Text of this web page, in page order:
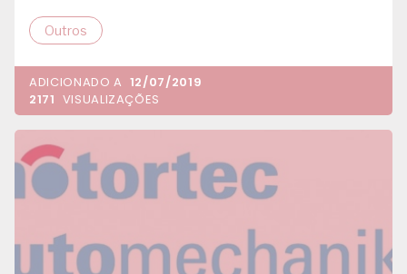
Outros
ADICIONADO A 12/07/2019
2171 VISUALIZAÇÕES